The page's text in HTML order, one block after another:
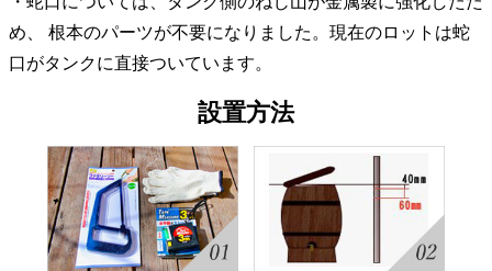
め、 根本のパーツが不要になりました。現在のロットは蛇
口がタンクに直接ついています。
設置方法